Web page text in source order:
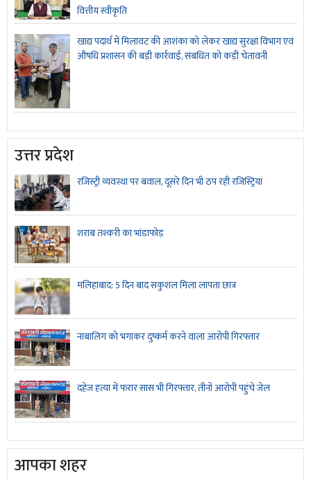
वित्तीय स्वीकृति
खाद्य पदार्थ में मिलावट की आशंका को लेकर खाद्य सुरक्षा विभाग एवं
औषधि प्रशासन की बड़ी कार्रवाई, संबधित को कड़ी चेतावनी
उत्तर प्रदेश
रजिस्ट्री व्यवस्था पर बवाल, दूसरे दिन भी ठप रही रजिस्ट्रियां
शराब तश्करी का भांडाफोड़
मलिहाबाद: 5 दिन बाद सकुशल मिला लापता छात्र
नाबालिग को भगाकर दुष्कर्म करने वाला आरोपी गिरफ्तार
दहेज हत्या में फरार सास भी गिरफ्तार, तीनों आरोपी पहुंचे जेल
आपका शहर